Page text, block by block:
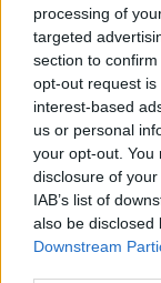
processing of
targeted
section to
opt-out request
interest-based
us or personal
your opt-out. You
disclosure of
IAB’s list of
also be disclosed
Downstream
Σχετικά άρθρα